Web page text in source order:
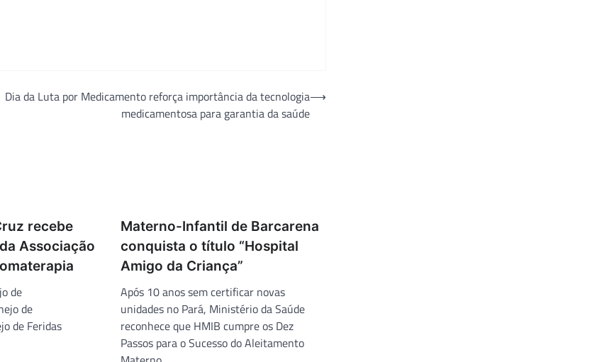
Dia da Luta por Medicamento reforça importância da tecnologia
medicamentosa para garantia da saúde
⟶
recebe
Associação
de
de
de Feridas
Materno-Infantil de Barcarena
conquista o título “Hospital
Amigo da Criança”
Após 10 anos sem certificar novas
unidades no Pará, Ministério da Saúde
reconhece que HMIB cumpre os Dez
Passos para o Sucesso do Aleitamento